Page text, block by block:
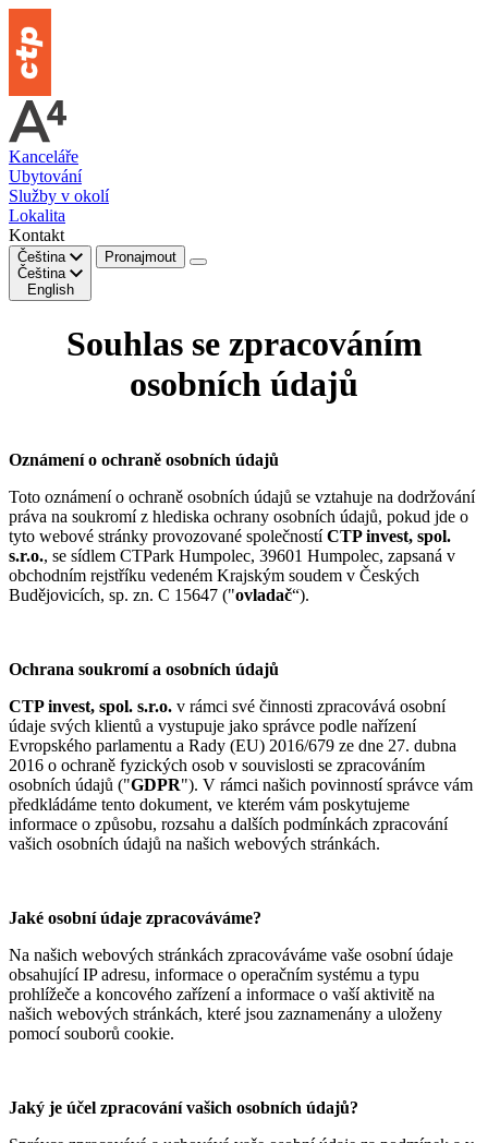
Kanceláře
Ubytování
Služby v okolí
Lokalita
Kontakt
Čeština
Čeština
English
Pronajmout
Souhlas se zpracováním
osobních údajů
Oznámení o ochraně osobních údajů
Toto oznámení o ochraně osobních údajů se vztahuje na dodržování
práva na soukromí z hlediska ochrany osobních údajů, pokud jde o
tyto webové stránky provozované společnostíCTP invest, spol.
s.r.o., se sídlem CTPark Humpolec, 39601 Humpolec, zapsaná v
obchodním rejstříku vedeném Krajským soudem v Českých
Budějovicích, sp. zn. C 15647 ("ovladač“).
Ochrana soukromí a osobních údajů
CTP invest, spol. s.r.o. v rámci své činnosti zpracovává osobní
údaje svých klientů a vystupuje jako správce podle nařízení
Evropského parlamentu a Rady (EU) 2016/679 ze dne 27. dubna
2016 o ochraně fyzických osob v souvislosti se zpracováním
osobních údajů ("GDPR"). V rámci našich povinností správce vám
předkládáme tento dokument, ve kterém vám poskytujeme
informace o způsobu, rozsahu a dalších podmínkách zpracování
vašich osobních údajů na našich webových stránkách.
Jaké osobní údaje zpracováváme?
Na našich webových stránkách zpracováváme vaše osobní údaje
obsahující IP adresu, informace o operačním systému a typu
prohlížeče a koncového zařízení a informace o vaší aktivitě na
našich webových stránkách, které jsou zaznamenány a uloženy
pomocí souborů cookie.
Jaký je účel zpracování vašich osobních údajů?